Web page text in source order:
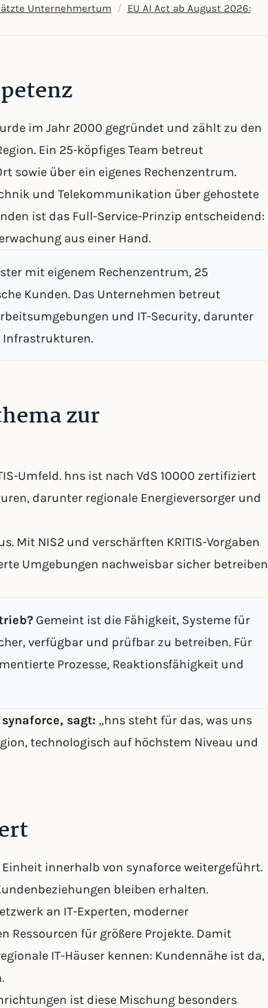
Unternehmertum / EU AI Act ab August 2026:
im Jahr 2000 gegründet und zählt zu den
Ein 25-köpfiges Team betreut
sowie über ein eigenes Rechenzentrum.
und Telekommunikation über gehostete
ist das Full-Service-Prinzip entscheidend:
aus einer Hand.
mit eigenem Rechenzentrum, 25
Kunden. Das Unternehmen betreut
und IT-Security, darunter
Infrastrukturen.
zur
Umfeld. hns ist nach VdS 10000 zertifiziert
darunter regionale Energieversorger und
Mit NIS2 und verschärften KRITIS-Vorgaben
Umgebungen nachweisbar sicher betreiben
Gemeint ist die Fähigkeit, Systeme für
verfügbar und prüfbar zu betreiben. Für
Prozesse, Reaktionsfähigkeit und
sagt: „hns steht für das, was uns
technologisch auf höchstem Niveau und
innerhalb von synaforce weitergeführt.
bleiben erhalten.
an IT-Experten, moderner
für größere Projekte. Damit
IT-Häuser kennen: Kundennähe ist da,
ist diese Mischung besonders